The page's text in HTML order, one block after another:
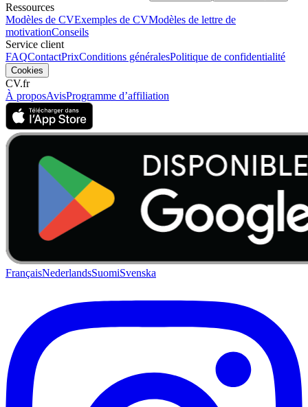
Ressources
Modèles de CVExemples de CVModèles de lettre de
motivationConseils
Service client
FAQContactPrixConditions généralesPolitique de confidentialité
Cookies
CV.fr
À proposAvisProgramme d’affiliation
FrançaisNederlandsSuomiSvenska